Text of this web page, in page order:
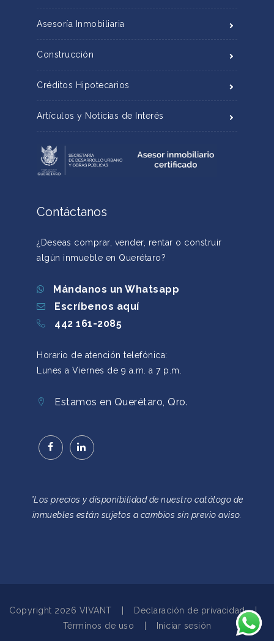
Asesoría Inmobiliaria
Construcción
Créditos Hipotecarios
Artículos y Noticias de Interés
Contáctanos
¿Deseas comprar, vender, rentar o construir
algún inmueble en Querétaro?
Mándanos un Whatsapp
Escríbenos aquí
442 161-2085
Horario de atención telefónica:
Lunes a Viernes de 9 a.m. a 7 p.m.
Estamos en Querétaro, Qro.
*Los precios y disponibilidad de nuestro catálogo de
inmuebles están sujetos a cambios sin previo aviso.
Copyright 2026 VIVANT Declaración de privacidad
|
Términos de uso
Iniciar sesión